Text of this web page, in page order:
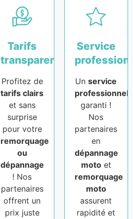
Tarifs
transparents
Profitez de
tarifs clairs
et sans
surprise
pour votre
remorquage
ou
dépannage
! Nos
partenaires
offrent un
prix juste
Service
Unservice
professionnel
garanti !
Nos
partenaires
en
dépannage
motoet
remorquage
moto
assurent
rapidité et